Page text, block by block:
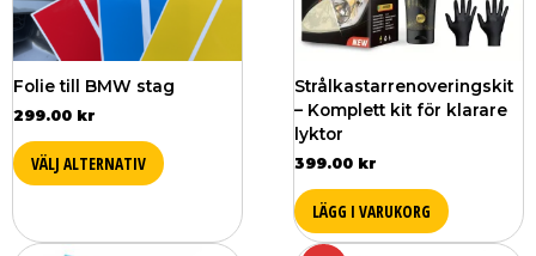
Folie till BMW stag
299.00 kr
VÄLJ ALTERNATIV
olika
alternativen
kan
väljas
Strålkastarrenoveringskit
– Komplett kit för klarare
lyktor
399.00 kr
LÄGG I VARUKORG